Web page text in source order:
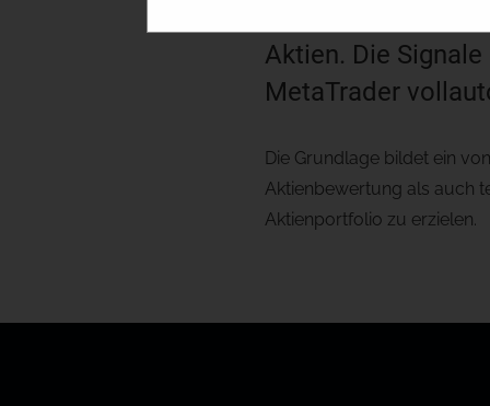
Aktien. Die
MetaTrader
Die Grundlage bildet ein
Aktienbewertung als auch
Aktienportfolio zu erzielen.